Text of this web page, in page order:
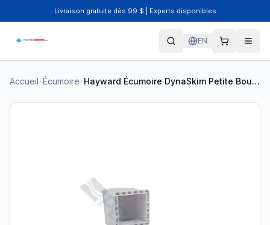
Livraison gratuite dès 99 $ | Experts disponibles
EN
Accueil Écumoire Hayward Écumoire DynaSkim Petite Bouche Carrée Blanche SP1091LX